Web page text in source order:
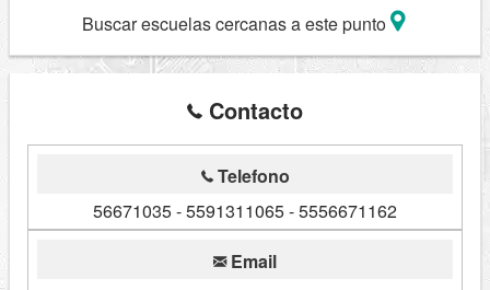
Buscar escuelas cercanas a este punto
Contacto
Telefono
56671035 - 5591311065 - 5556671162
Email